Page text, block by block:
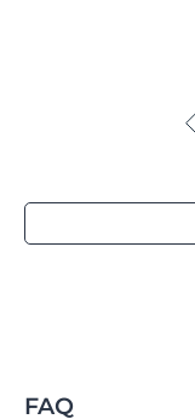
FAQ